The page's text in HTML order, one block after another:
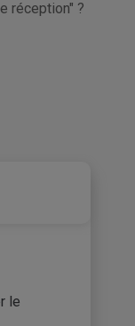
réception" ?
le